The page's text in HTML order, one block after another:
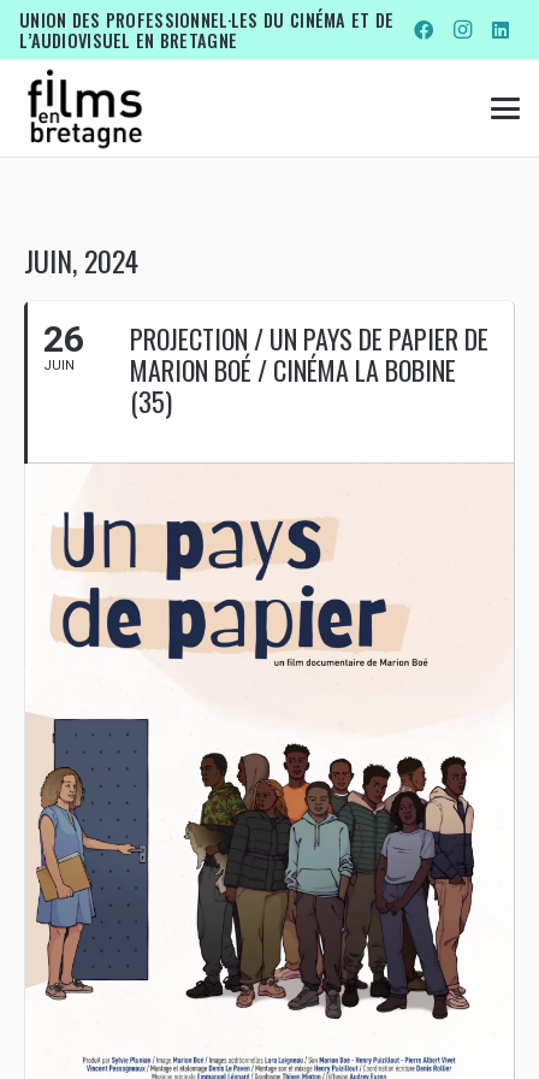
UNION DES PROFESSIONNEL·LES DU CINÉMA ET DE
L’AUDIOVISUEL EN BRETAGNE
JUIN, 2024
26
JUIN
PROJECTION / UN PAYS DE PAPIER DE
MARION BOÉ / CINÉMA LA BOBINE
(35)